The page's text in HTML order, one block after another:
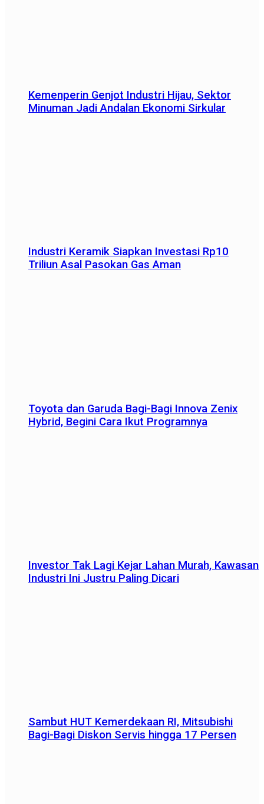
Kemenperin Genjot Industri Hijau, Sektor
Minuman Jadi Andalan Ekonomi Sirkular
Industri Keramik Siapkan Investasi Rp10
Triliun Asal Pasokan Gas Aman
Toyota dan Garuda Bagi-Bagi Innova Zenix
Hybrid, Begini Cara Ikut Programnya
Investor Tak Lagi Kejar Lahan Murah, Kawasan
Industri Ini Justru Paling Dicari
Sambut HUT Kemerdekaan RI, Mitsubishi
Bagi-Bagi Diskon Servis hingga 17 Persen